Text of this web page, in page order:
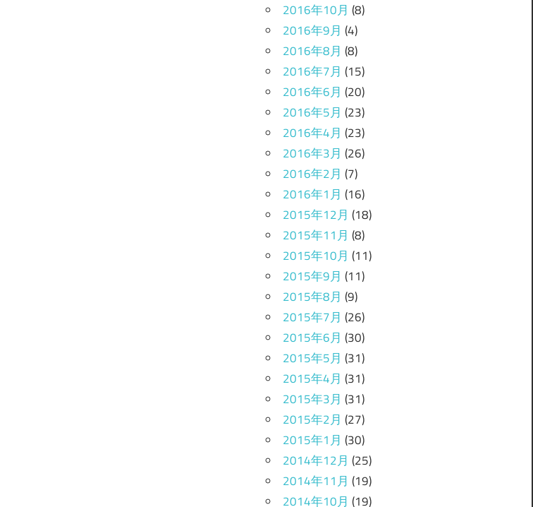
2016年10月 (8)
2016年9月 (4)
2016年8月 (8)
2016年7月 (15)
2016年6月 (20)
2016年5月 (23)
2016年4月 (23)
2016年3月 (26)
2016年2月 (7)
2016年1月 (16)
2015年12月 (18)
2015年11月 (8)
2015年10月 (11)
2015年9月 (11)
2015年8月 (9)
2015年7月 (26)
2015年6月 (30)
2015年5月 (31)
2015年4月 (31)
2015年3月 (31)
2015年2月 (27)
2015年1月 (30)
2014年12月 (25)
2014年11月 (19)
2014年10月 (19)